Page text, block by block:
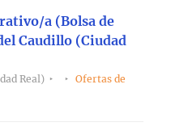
a (Bolsa de
Caudillo (Ciudad
Real)
Ofertas de